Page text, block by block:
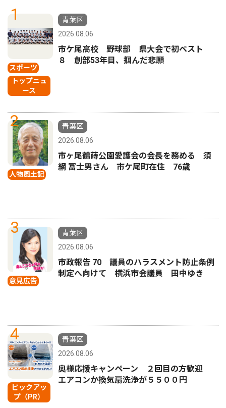
1
スポーツ
トップニュ
ース
青葉区
2026.08.06
市ケ尾高校 野球部 県大会で初ベスト
８ 創部53年目、掴んだ悲願
2
人物風土記
青葉区
2026.08.06
市ヶ尾鶴蒔公園愛護会の会長を務める 須
網 冨士男さん 市ケ尾町在住 76歳
3
意見広告
青葉区
2026.08.06
市政報告 70 議員のハラスメント防止条例
制定へ向けて 横浜市会議員 田中ゆき
4
ピックアッ
プ（PR）
青葉区
2026.08.06
奥様応援キャンペーン ２回目の方歓迎
エアコンか換気扇洗浄が５５００円